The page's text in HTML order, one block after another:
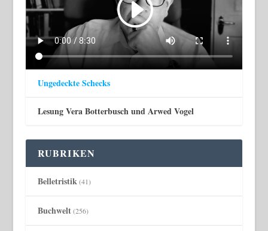
Ungedeckte Schecks
Lesung Vera Botterbusch und Arwed Vogel
RUBRIKEN
Belletristik (41)
Buchwelt(256)